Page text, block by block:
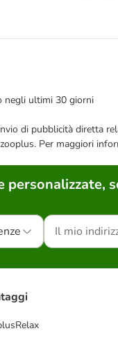
negli ultimi 30 giorni
di pubblicità diretta
Per maggiori